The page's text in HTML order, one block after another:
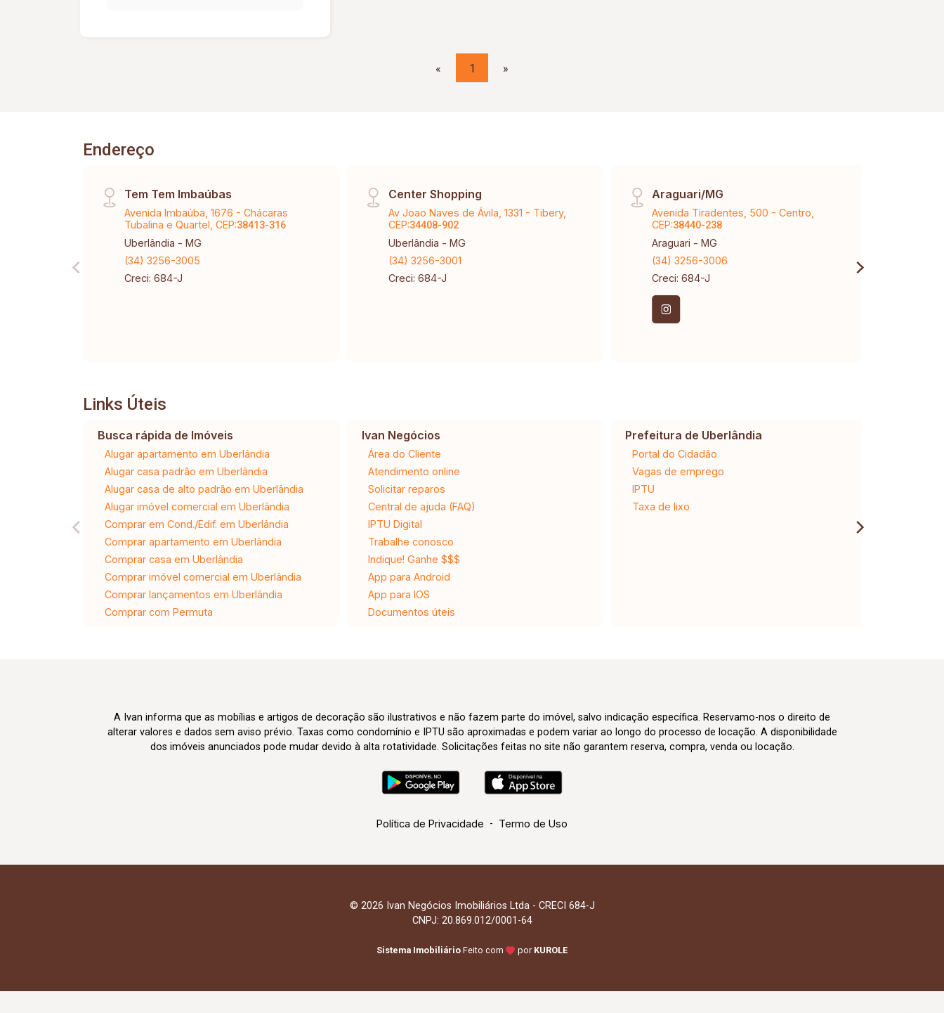
« 1 »
Endereço
Tem Tem Imbaúbas
Avenida Imbaúba, 1676 - Chácaras
Tubalina e Quartel, CEP:38413-316
Uberlândia - MG
(34) 3256-3005
Creci: 684-J
Center Shopping
Av Joao Naves de Ávila, 1331 - Tibery,
CEP:34408-902
Uberlândia - MG
(34) 3256-3001
Creci: 684-J
Araguari/MG
Avenida Tiradentes, 500 - Centro,
CEP:38440-238
Araguari - MG
(34) 3256-3006
Creci: 684-J
Links Úteis
Busca rápida de Imóveis
Alugar apartamento em Uberlândia
Alugar casa padrão em Uberlândia
Alugar casa de alto padrão em Uberlândia
Alugar imóvel comercial em Uberlândia
Comprar em Cond./Edif. em Uberlândia
Comprar apartamento em Uberlândia
Comprar casa em Uberlândia
Comprar imóvel comercial em Uberlândia
Comprar lançamentos em Uberlândia
Comprar com Permuta
Ivan Negócios
Área do Cliente
Atendimento online
Solicitar reparos
Central de ajuda (FAQ)
IPTU Digital
Trabalhe conosco
Indique! Ganhe $$$
App para Android
App para IOS
Documentos úteis
Prefeitura de Uberlândia
Portal do Cidadão
Vagas de emprego
IPTU
Taxa de lixo
A Ivan informa que as mobílias e artigos de decoração são ilustrativos e não fazem parte do imóvel, salvo indicação específica. Reservamo-nos o direito de
alterar valores e dados sem aviso prévio. Taxas como condomínio e IPTU são aproximadas e podem variar ao longo do processo de locação. A disponibilidade
dos imóveis anunciados pode mudar devido à alta rotatividade. Solicitações feitas no site não garantem reserva, compra, venda ou locação.
Política de Privacidade - Termo de Uso
© 2026 Ivan Negócios Imobiliários Ltda - CRECI 684-J
CNPJ: 20.869.012/0001-64
Sistema Imobiliário Feito com por KUROLE